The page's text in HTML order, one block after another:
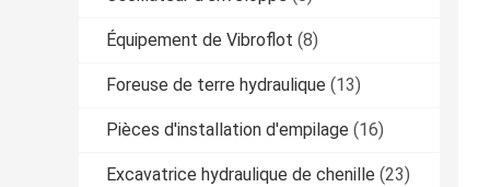
Équipement de Vibroflot (8)
Foreuse de terre hydraulique (13)
Pièces d'installation d'empilage (16)
Excavatrice hydraulique de chenille (23)